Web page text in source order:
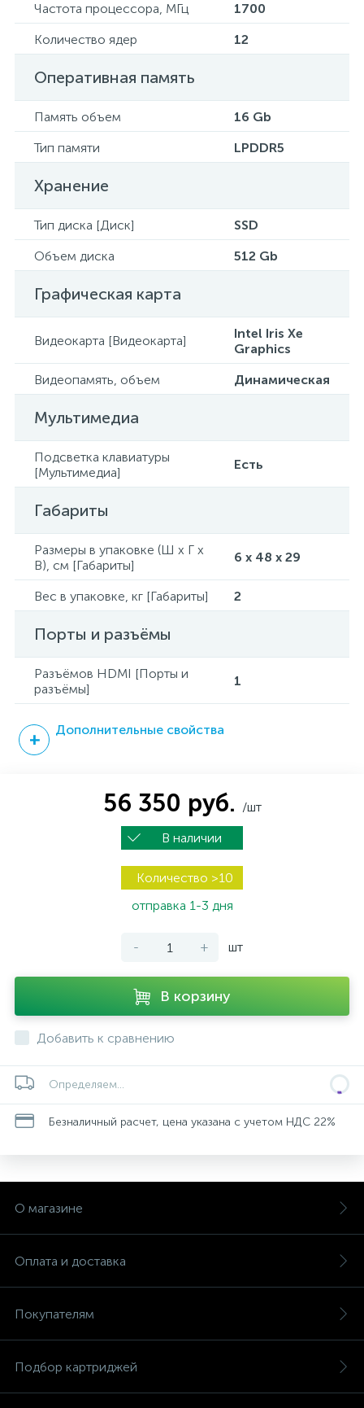
Частота процессора, МГц
1700
Количество ядер
12
Оперативная память
Память объем
16 Gb
Тип памяти
LPDDR5
Хранение
Тип диска [Диск]
SSD
Объем диска
512 Gb
Графическая карта
Видеокарта [Видеокарта]
Intel Iris Xe
Graphics
Видеопамять, объем
Динамическая
Мультимедиа
Подсветка клавиатуры
[Мультимедиа]
Есть
Габариты
Размеры в упаковке (Ш x Г x
В), см [Габариты]
6 x 48 x 29
Вес в упаковке, кг [Габариты] 2
Порты и разъёмы
Разъёмов HDMI [Порты и
разъёмы]
1
Дополнительные свойства
56 350 руб. /шт
В наличии
Количество >10
отправка 1-3 дня
- + шт
В корзину
Добавить к сравнению
Определяем...
Безналичный расчет, цена указана с учетом НДС 22%
О магазине
Оплата и доставка
Покупателям
Подбор картриджей